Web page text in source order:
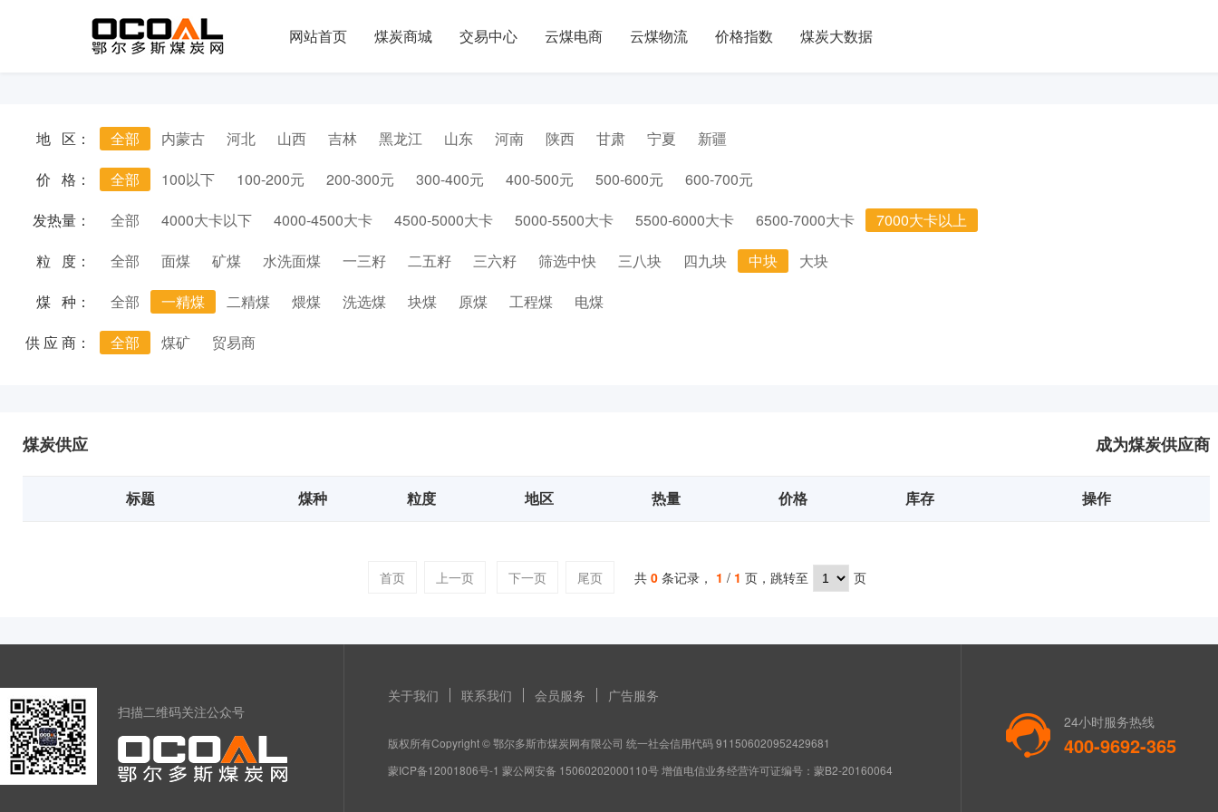
网站首页 煤炭商城 交易中心 云煤电商 云煤物流 价格指数 煤炭大数据
地 区： 全部 内蒙古 河北 山西 吉林 黑龙江 山东 河南 陕西 甘肃 宁夏
新疆
价 格：
全部 100以下 100-200元 200-300元 300-400元 400-500元 500-600元
600-700元
发热量：
全部 4000大卡以下 4000-4500大卡 4500-5000大卡 5000-5500大卡 5500-6000大卡 6500-7000大卡
7000大卡以上
粒 度：
全部 面煤 矿煤 水洗面煤 一三籽 二五籽 三六籽 筛选中快 三八块 四九块 中块
大块
煤 种：
全部 一精煤 二精煤 煨煤 洗选煤 块煤 原煤 工程煤
电煤
供 应 商：
全部 煤矿 贸易商
成为煤炭供应商
煤炭供应
标题 煤种 粒度 地区 热量 价格 库存 操作
首页 上一页 下一页 尾页 共 0 条记录， 1 / 1 页，跳转至 页
扫描二维码关注公众号
关于我们 联系我们 会员服务 广告服务
版权所有Copyright © 鄂尔多斯市煤炭网有限公司 统一社会信用代码 911506020952429681
蒙ICP备12001806号-1 蒙公网安备 15060202000110号 增值电信业务经营许可证编号：蒙B2-20160064
24小时服务热线
400-9692-365